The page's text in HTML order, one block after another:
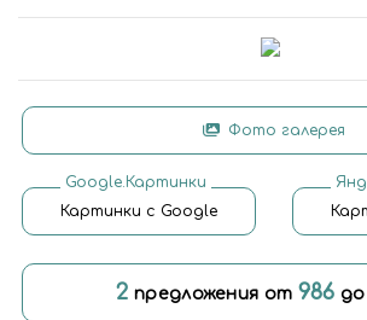
Фото галерея
Google.Картинки
Картинки с Google
2 предложения от 986 до